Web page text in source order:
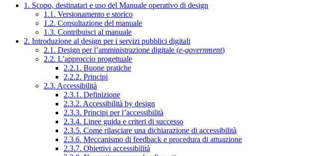
1. Scopo, destinatari e uso del Manuale operativo di design
1.1. Versionamento e storico
1.2. Consultazione del manuale
1.3. Contribuisci al manuale
2. Introduzione al design per i servizi pubblici digitali
2.1. Design per l’amministrazione digitale (e-government)
2.2. L’approccio progettuale
2.2.1. Buone pratiche
2.2.2. Principi
2.3. Accessibilità
2.3.1. Definizione
2.3.2. Accessibilità by design
2.3.3. Principi per l’accessibilità
2.3.4. Linee guida e criteri di successo
2.3.5. Come rilasciare una dichiarazione di accessibilità
2.3.6. Meccanismo di feedback e procedura di attuazione
2.3.7. Obiettivi accessibilità